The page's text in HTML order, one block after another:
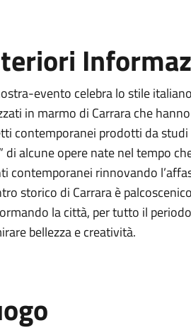
evento celebra lo stile
in marmo di Carrara che
contemporanei prodotti da
di alcune opere nate nel tempo
contemporanei rinnovando
storico di Carrara è
la città, per tutto il
bellezza e creatività.